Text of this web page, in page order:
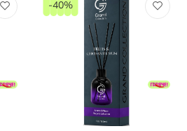
-40%